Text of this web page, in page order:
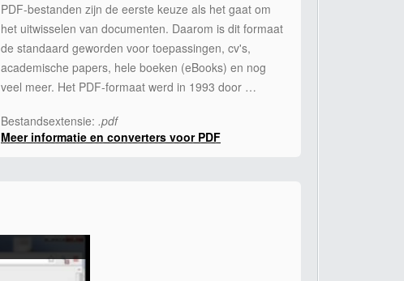
PDF-bestanden zijn de eerste keuze als het gaat om
het uitwisselen van documenten. Daarom is dit formaat
de standaard geworden voor toepassingen, cv's,
academische papers, hele boeken (eBooks) en nog
veel meer. Het PDF-formaat werd in 1993 door …
Bestandsextensie: .pdf
Meer informatie en converters voor PDF